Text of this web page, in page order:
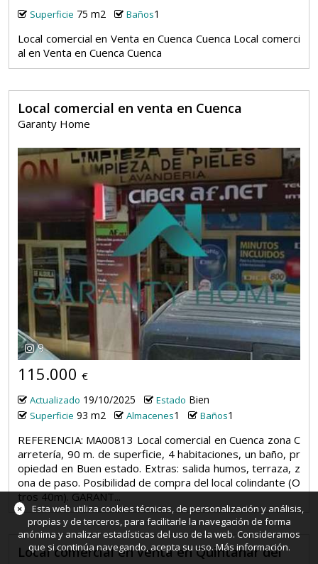
Superficie 75 m2 Baños1
Local comercial en Venta en Cuenca Cuenca Local comerci
al en Venta en Cuenca Cuenca
Local comercial en venta en Cuenca
Garanty Home
9
115.000 €
Actualizado 19/10/2025 Estado Bien
Superficie 93 m2 Almacenes1 Baños1
REFERENCIA: MA00813 Local comercial en Cuenca zona C
arretería, 90 m. de superficie, 4 habitaciones, un baño, pr
opiedad en Buen estado. Extras: salida humos, terraza, z
ona de paso. Posibilidad de compra del local colindante (O
tros 40m). GARANT...
Local comercial en venta en Quintanar del
×
Esta web utiliza cookies técnicas, de personalización y análisis,
propias y de terceros, para facilitarle la navegación de forma
anónima y analizar estadísticas del uso de la web. Consideramos
que si continúa navegando, acepta su uso.Más información.